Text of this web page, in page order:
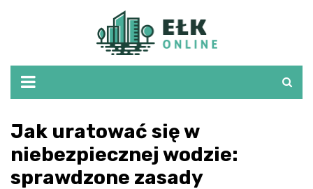
Jak uratować się w
niebezpiecznej wodzie:
sprawdzone zasady